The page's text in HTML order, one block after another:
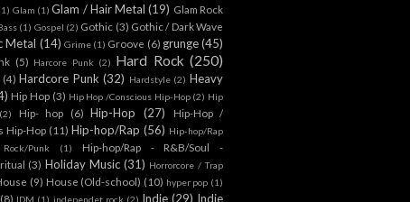
Glam (1) Glam / Hair Metal (19) Glam Rock
(1) Gospel (2) Gothic (3) Gothic / Dark Wave
Metal (14) Grime (1) Groove (6) grunge (45)
(5) Harcore Punk (2) Hard Rock (250)
(4) Hardcore Punk (32) Hardstyle (2) Heavy
Hip Hop (3) Hip Hop /Conscious Hip-Hop (2) Hip
(2) Hip- hop (6) Hip-Hop (27)
Hip-Hop /
Hip-Hop (11) Hip-hop/Rap (56) Hip-hop/Rap
Punk
(1)
Hip-hop/Rap - R&B/Soul -
(3) Holiday Music (31) Horrorcore / Trap
(9) House (Old-school) (10) hyper pop (1)
(8) IDM (1) independet rock (2) Indie (29) Indie